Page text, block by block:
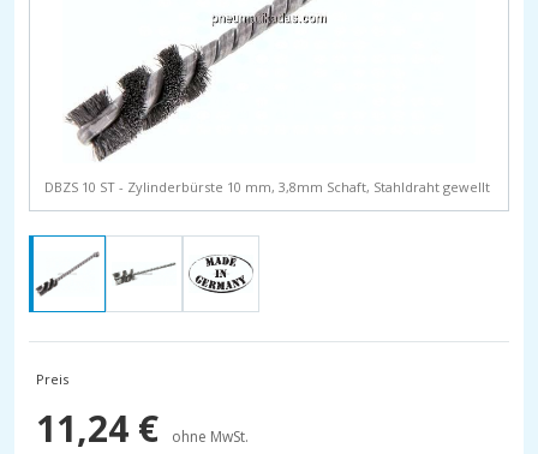
DBZS 10 ST - Zylinderbürste 10 mm, 3,8mm Schaft, Stahldraht gewellt
Preis
11,24 € ohne MwSt.